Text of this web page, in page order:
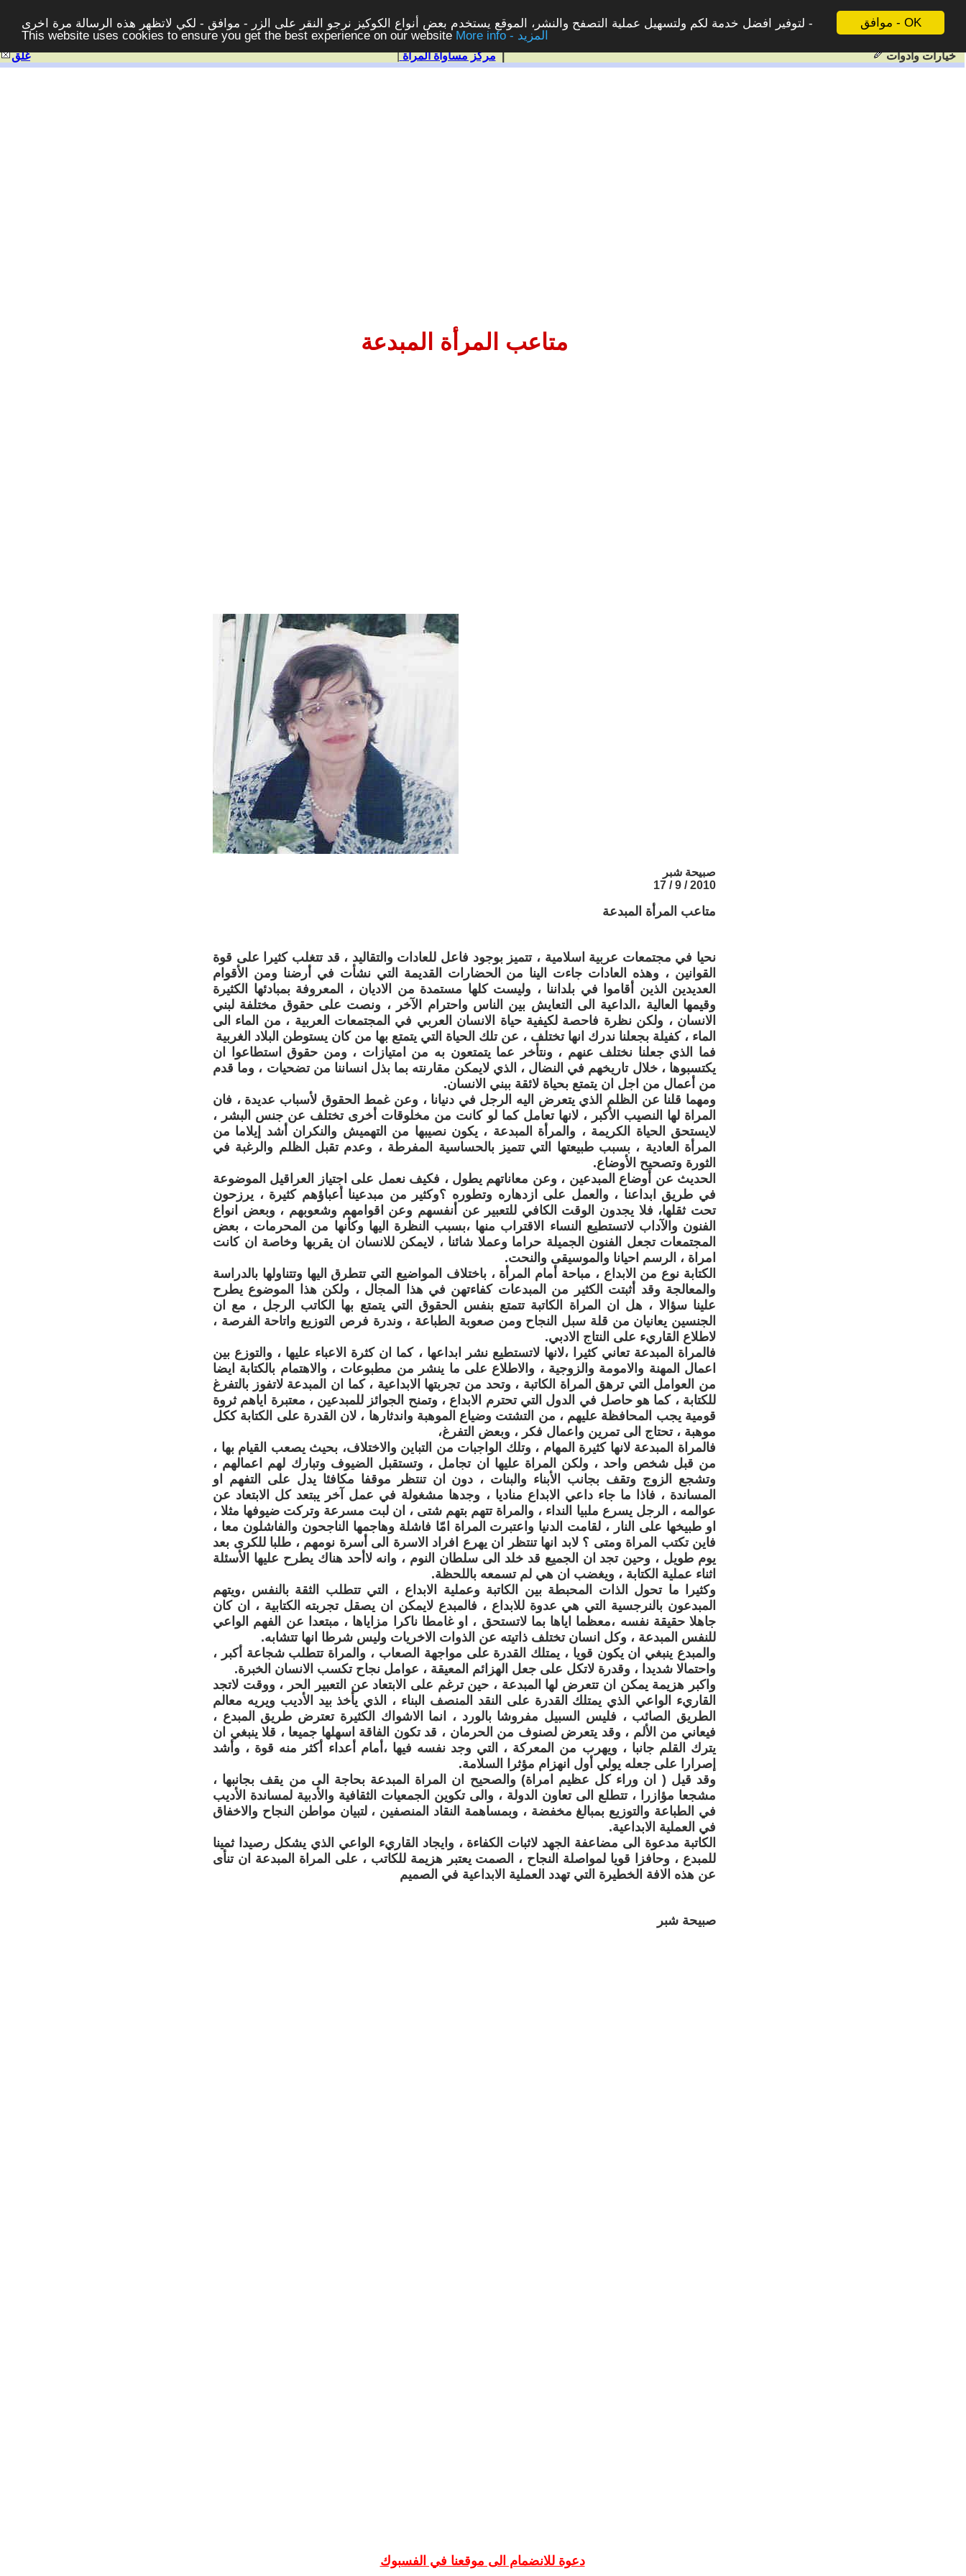
موافق - OK
لتوفير افضل خدمة لكم ولتسهيل عملية التصفح والنشر، الموقع يستخدم بعض أنواع الكوكيز نرجو النقر على الزر - موافق - لكي لاتظهر هذه الرسالة مرة اخرى -
This website uses cookies to ensure you get the best experience on our website
More info - المزيد
غلق | مركز مساواة المرأة| خيارات وادوات
متاعب المرأة المبدعة
صبيحة شبر
2010 / 9 / 17
متاعب المرأة المبدعة
نحيا في مجتمعات عربية اسلامية ، تتميز بوجود فاعل للعادات والتقاليد ، قد تتغلب كثيرا على قوة
القوانين ، وهذه العادات جاءت الينا من الحضارات القديمة التي نشأت في أرضنا ومن الأقوام
العديدين الذين أقاموا في بلداننا ، وليست كلها مستمدة من الاديان ، المعروفة بمبادئها الكثيرة
وقيمها العالية ،الداعية الى التعايش بين الناس واحترام الآخر ، ونصت على حقوق مختلفة لبني
الانسان ، ولكن نظرة فاحصة لكيفية حياة الانسان العربي في المجتمعات العربية ، من الماء الى
الماء ، كفيلة بجعلنا ندرك انها تختلف ، عن تلك الحياة التي يتمتع بها من كان يستوطن البلاد الغربية
فما الذي جعلنا نختلف عنهم ، ونتأخر عما يتمتعون به من امتيازات ، ومن حقوق استطاعوا ان
يكتسبوها ، خلال تاريخهم في النضال ، الذي لايمكن مقارنته بما بذل انساننا من تضحيات ، وما قدم
من أعمال من اجل ان يتمتع بحياة لائقة ببني الانسان.
ومهما قلنا عن الظلم الذي يتعرض اليه الرجل في دنيانا ، وعن غمط الحقوق لأسباب عديدة ، فان
المراة لها النصيب الأكبر ، لانها تعامل كما لو كانت من مخلوقات أخرى تختلف عن جنس البشر ،
لايستحق الحياة الكريمة ، والمرأة المبدعة ، يكون نصيبها من التهميش والنكران أشد إيلاما من
المرأة العادية ، بسبب طبيعتها التي تتميز بالحساسية المفرطة ، وعدم تقبل الظلم والرغبة في
الثورة وتصحيح الأوضاع.
الحديث عن أوضاع المبدعين ، وعن معاناتهم يطول ، فكيف نعمل على اجتياز العراقيل الموضوعة
في طريق ابداعنا ، والعمل على ازدهاره وتطوره ؟وكثير من مبدعينا أعباؤهم كثيرة ، يرزحون
تحت ثقلها، فلا يجدون الوقت الكافي للتعبير عن أنفسهم وعن اقوامهم وشعوبهم ، وبعض انواع
الفنون والآداب لاتستطيع النساء الاقتراب منها ،بسبب النظرة اليها وكأنها من المحرمات ، بعض
المجتمعات تجعل الفنون الجميلة حراما وعملا شائنا ، لايمكن للانسان ان يقربها وخاصة ان كانت
امراة ، الرسم احيانا والموسيقى والنحت.
الكتابة نوع من الابداع ، مباحة أمام المرأة ، باختلاف المواضيع التي تتطرق اليها وتتناولها بالدراسة
والمعالجة وقد أثبتت الكثير من المبدعات كفاءتهن في هذا المجال ، ولكن هذا الموضوع يطرح
علينا سؤالا ، هل ان المراة الكاتبة تتمتع بنفس الحقوق التي يتمتع بها الكاتب الرجل ، مع ان
الجنسين يعانيان من قلة سبل النجاح ومن صعوبة الطباعة ، وندرة فرص التوزيع واتاحة الفرصة ،
لاطلاع القاريء على النتاج الادبي.
فالمراة المبدعة تعاني كثيرا ،لانها لاتستطيع نشر ابداعها ، كما ان كثرة الاعباء عليها ، والتوزع بين
اعمال المهنة والامومة والزوجية ، والاطلاع على ما ينشر من مطبوعات ، والاهتمام بالكتابة ايضا
من العوامل التي ترهق المراة الكاتبة ، وتحد من تجربتها الابداعية ، كما ان المبدعة لاتفوز بالتفرغ
للكتابة ، كما هو حاصل في الدول التي تحترم الابداع ، وتمنح الجوائز للمبدعين ، معتبرة اياهم ثروة
قومية يجب المحافظة عليهم ، من التشتت وضياع الموهبة واندثارها ، لان القدرة على الكتابة ككل
موهبة ، تحتاج الى تمرين واعمال فكر ، وبعض التفرغ،
فالمراة المبدعة لانها كثيرة المهام ، وتلك الواجبات من التباين والاختلاف، بحيث يصعب القيام بها ،
من قبل شخص واحد ، ولكن المراة عليها ان تجامل ، وتستقبل الضيوف وتبارك لهم اعمالهم ،
وتشجع الزوج وتقف بجانب الأبناء والبنات ، دون ان تنتظر موقفا مكافئا يدل على التفهم او
المساندة ، فاذا ما جاء داعي الابداع مناديا ، وجدها مشغولة في عمل آخر يبتعد كل الابتعاد عن
عوالمه ، الرجل يسرع ملبيا النداء ، والمراة تتهم بتهم شتى ، ان لبت مسرعة وتركت ضيوفها مثلا ،
او طبيخها على النار ، لقامت الدنيا واعتبرت المراة امّا فاشلة وهاجمها الناجحون والفاشلون معا ،
فاين تكتب المراة ومتى ؟ لابد انها تنتظر ان يهرع افراد الاسرة الى أسرة نومهم ، طلبا للكرى بعد
يوم طويل ، وحين تجد ان الجميع قد خلد الى سلطان النوم ، وانه لاأحد هناك يطرح عليها الأسئلة
اثناء عملية الكتابة ، ويغضب ان هي لم تسمعه باللحظة.
وكثيرا ما تحول الذات المحبطة بين الكاتبة وعملية الابداع ، التي تتطلب الثقة بالنفس ،ويتهم
المبدعون بالنرجسية التي هي عدوة للابداع ، فالمبدع لايمكن ان يصقل تجربته الكتابية ، ان كان
جاهلا حقيقة نفسه ،معظما اياها بما لاتستحق ، او غامطا ناكرا مزاياها ، مبتعدا عن الفهم الواعي
للنفس المبدعة ، وكل انسان تختلف ذاتيته عن الذوات الاخريات وليس شرطا انها تتشابه.
والمبدع ينبغي ان يكون قويا ، يمتلك القدرة على مواجهة الصعاب ، والمراة تتطلب شجاعة أكبر ،
واحتمالا شديدا ، وقدرة لاتكل على جعل الهزائم المعيقة ، عوامل نجاح تكسب الانسان الخبرة.
واكبر هزيمة يمكن ان تتعرض لها المبدعة ، حين ترغم على الابتعاد عن التعبير الحر ، ووقت لاتجد
القاريء الواعي الذي يمتلك القدرة على النقد المنصف البناء ، الذي يأخذ بيد الأديب ويريه معالم
الطريق الصائب ، فليس السبيل مفروشا بالورد ، انما الاشواك الكثيرة تعترض طريق المبدع ،
فيعاني من الألم ، وقد يتعرض لصنوف من الحرمان ، قد تكون الفاقة اسهلها جميعا ، قلا ينبغي ان
يترك القلم جانبا ، ويهرب من المعركة ، التي وجد نفسه فيها ،أمام أعداء أكثر منه قوة ، وأشد
إصرارا على جعله يولي أول انهزام مؤثرا السلامة.
وقد قيل ( ان وراء كل عظيم امراة) والصحيح ان المراة المبدعة بحاجة الى من يقف بجانبها ،
مشجعا مؤازرا ، تتطلع الى تعاون الدولة ، والى تكوين الجمعيات الثقافية والأدبية لمساندة الأديب
في الطباعة والتوزيع بمبالغ مخفضة ، وبمساهمة النقاد المنصفين ، لتبيان مواطن النجاح والاخفاق
في العملية الابداعية.
الكاتبة مدعوة الى مضاعفة الجهد لاثبات الكفاءة ، وايجاد القاريء الواعي الذي يشكل رصيدا ثمينا
للمبدع ، وحافزا قويا لمواصلة النجاح ، الصمت يعتبر هزيمة للكاتب ، على المراة المبدعة ان تنأى
عن هذه الافة الخطيرة التي تهدد العملية الابداعية في الصميم
صبيحة شبر
دعوة للانضمام الى موقعنا في الفسبوك